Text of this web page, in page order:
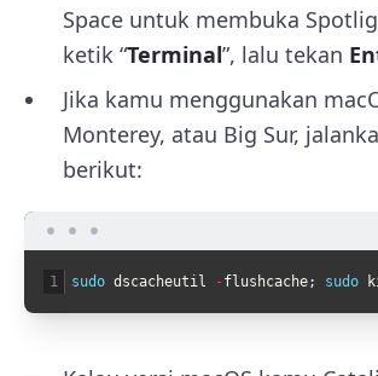
Space untuk membuka
ketik “Terminal”, lalu tekan
Jika kamu menggunakan
Monterey, atau Big Sur,
berikut:
1 sudo dscacheutil -flushcache; sudo